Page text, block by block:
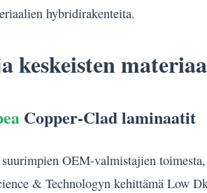
hybridirakenteita.
keskeisten
Copper-Clad laminaatit
OEM-valmistajien
& Technologyn kehittämä Low